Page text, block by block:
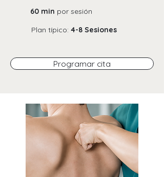
60 min por sesión
Plan típico: 4-8 Sesiones
Programar cita